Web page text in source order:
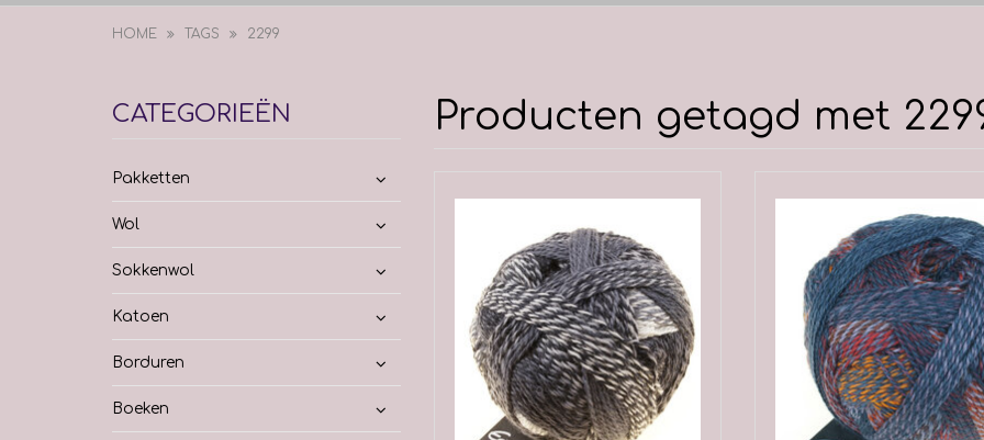
HOME TAGS 2299
CATEGORIEËN
Pakketten
Wol
Sokkenwol
Katoen
Borduren
Boeken
Producten getagd met